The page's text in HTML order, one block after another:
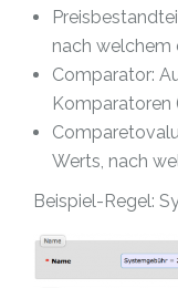
nach welchem
Comparator:
Komparatoren
Werts, nach
Beispiel-Regel: